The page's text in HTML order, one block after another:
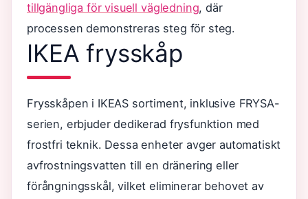
tillgängliga för visuell vägledning, där
processen demonstreras steg för steg.
IKEA frysskåp
Frysskåpen i IKEAS sortiment, inklusive FRYSA-
serien, erbjuder dedikerad frysfunktion med
frostfri teknik. Dessa enheter avger automatiskt
avfrostningsvatten till en dränering eller
förångningsskål, vilket eliminerar behovet av